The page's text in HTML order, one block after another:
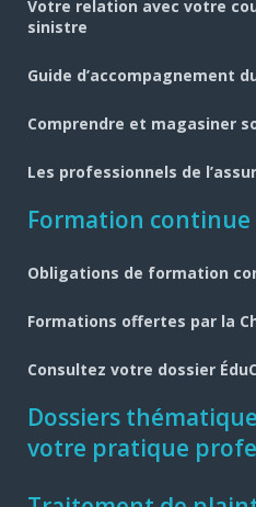
de
page
Votre relation avec votre
sinistre
Guide d’accompagnement
Comprendre et magasiner
Les professionnels de
Formation continue
Obligations de formation
Formations offertes par la
Consultez votre dossier
Dossiers
votre pratique